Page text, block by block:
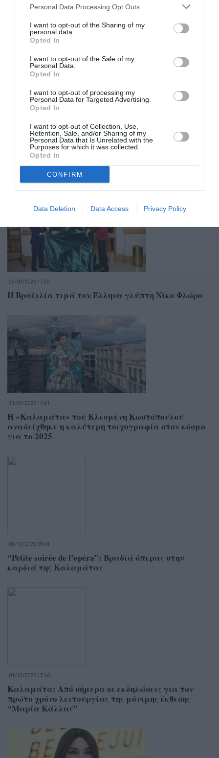
Personal Data Processing Opt Outs
I want to opt-out of the Sharing of my
personal data.
Opted In
I want to opt-out of the Sale of my
Personal Data.
Opted In
I want to opt-out of processing my
Personal Data for Targeted Advertising.
Opted In
I want to opt-out of Collection, Use,
Retention, Sale, and/or Sharing of my
Personal Data that Is Unrelated with the
Purposes for which it was collected.
Opted In
CONFIRM
Data Deletion Data Access Privacy Policy
Σχετικά Άρθρα
29/03/2026 17:55
Η Βραζιλία τιμά τον Έλληνα γλύπτη Νίκο Φλώρο
31/01/2026 17:41
Η «Καλαμάτα» του Κλεομένη Κωστόπουλου
αναδείχθηκε η καλύτερη τοιχογραφία στον κόσμο
για το 2025
03/12/2025 09:24
“Petite soirée de l’opéra”: Βραδιά όπερας στην
καρδιά της Καλαμάτας
01/12/2025 17:16
Καλαμάτα: Από σήμερα οι εκδηλώσεις για τον
πρώτο χρόνο λειτουργίας της μόνιμης έκθεσης
“Μαρία Κάλλας”